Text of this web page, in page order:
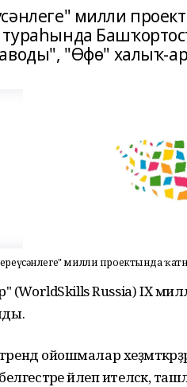
милли
"Өфө" халыҡ-
милли проектында
(WorldSkills Russia) IX
ойошмалар
йәлеп ителәсәк,